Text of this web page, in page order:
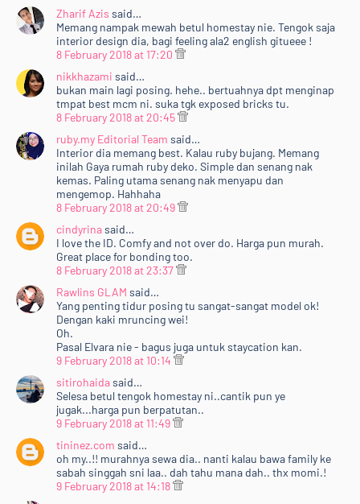
Zharif Azis said…
Memang nampak mewah betul homestay nie. Tengok saja
interior design dia, bagi feeling ala2 english gitueee !
8 February 2018 at 17:20
nikkhazami said…
bukan main lagi posing. hehe.. bertuahnya dpt menginap
tmpat best mcm ni. suka tgk exposed bricks tu.
8 February 2018 at 20:45
ruby.my Editorial Team said…
Interior dia memang best. Kalau ruby bujang. Memang
inilah Gaya rumah ruby deko. Simple dan senang nak
kemas. Paling utama senang nak menyapu dan
mengemop. Hahhaha
8 February 2018 at 20:49
cindyrinasaid…
I love the ID. Comfy and not over do. Harga pun murah.
Great place for bonding too.
8 February 2018 at 23:37
Rawlins GLAM said…
Yang penting tidur posing tu sangat-sangat model ok!
Dengan kaki mruncing wei!
Oh.
Pasal Elvara nie - bagus juga untuk staycation kan.
9 February 2018 at 10:14
sitirohaidasaid…
Selesa betul tengok homestay ni..cantik pun ye
jugak...harga pun berpatutan..
9 February 2018 at 11:49
tininez.com said…
oh my..!! murahnya sewa dia.. nanti kalau bawa family ke
sabah singgah sni laa.. dah tahu mana dah.. thx momi.!
9 February 2018 at 14:18